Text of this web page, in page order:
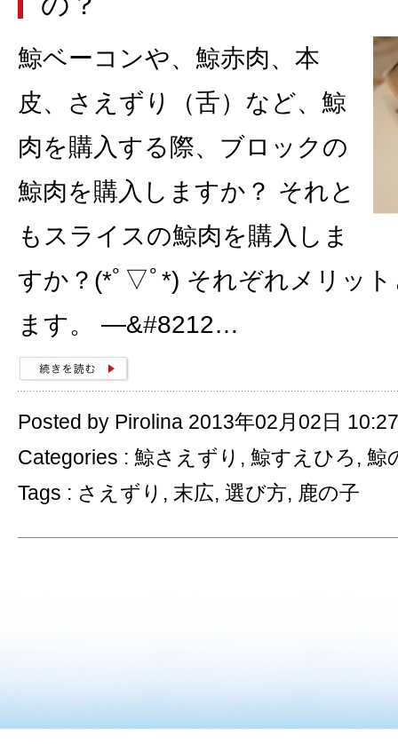
鯨ベーコンや、鯨赤肉、本
皮、さえずり（舌）など、鯨
肉を購入する際、ブロックの
鯨肉を購入しますか？ それと
もスライスの鯨肉を購入しま
すか？(*ﾟ▽ﾟ*) それぞれメリッ
ます。 —&#8212…
Posted by Pirolina 2013年02月02日 10:27
Categories : 鯨さえずり , 鯨すえひろ , 鯨
Tags : さえずり , 末広, 選び方, 鹿の子